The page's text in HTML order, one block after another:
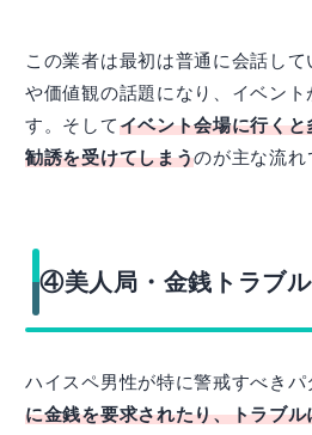
この業者は最初は普通に会話し
や価値観の話題になり、イベント
す。そしてイベント会場に行く
勧誘を受けてしまうのが主な流れ
④美人局・金銭トラブ
ハイスペ男性が特に警戒すべきパ
に金銭を要求されたり、トラブ